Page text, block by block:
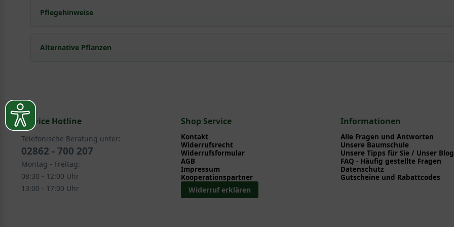
Pflegehinweise
Pflanz- und Pflegetipps Taxus baccata 'Bienenkorb' / Heimische Eibe
Alternative Pflanzen
Raritäten / Einzelstücke
Service Hotline
Telefonische Beratung unter:
02862 - 700 207
Montag - Freitag:
08:30 - 12:00 Uhr
13:00 - 17:00 Uhr
Shop Service
Kontakt
Widerrufsrecht
Widerrufsformular
AGB
Impressum
Kooperationspartner
Widerruf erklären
Informationen
Alle Fragen und Antworten
Unsere Baumschule
Unsere Tipps für Sie / Unser Blog
FAQ - Häufig gestellte Fragen
Datenschutz
Gutscheine und Rabattcodes